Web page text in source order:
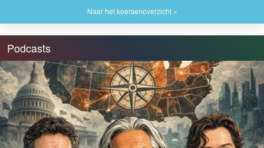
Naar het koersenoverzicht »
Podcasts